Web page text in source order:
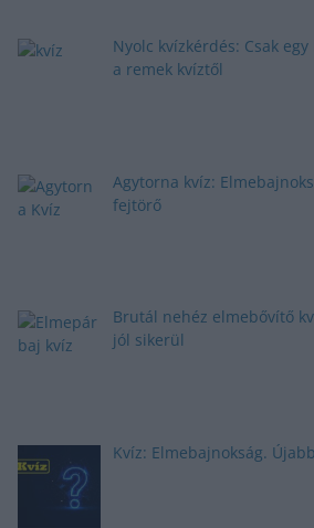
Nyolc kvízkérdés: Csak
a remek kvíztől
Agytorna kvíz:
fejtörő
Brutál nehéz elmebővítő
jól sikerül
Kvíz: Elmebajnokság.